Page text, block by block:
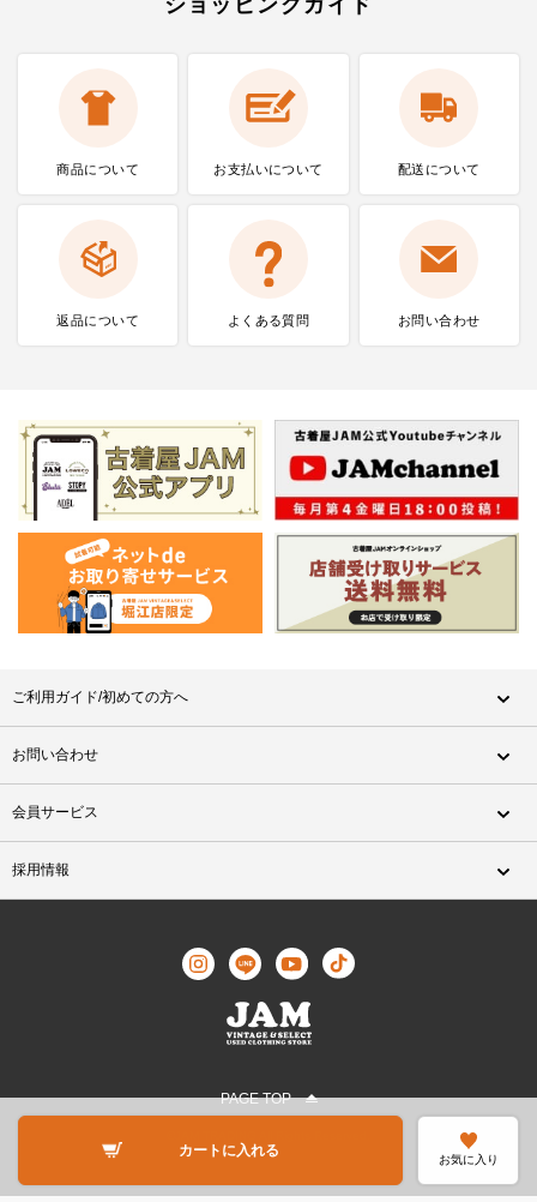
お気に入り
カートに入れる
商品について お支払いについて 配送について
返品について よくある質問 お問い合わせ
ご利用ガイド/初めての方へ
お問い合わせ
会員サービス
採用情報
PAGE TOP